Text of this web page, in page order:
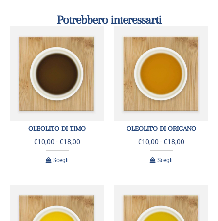
Potrebbero interessarti
OLEOLITO DI TIMO
€10,00 -€18,00
Scegli
OLEOLITO DI ORIGANO
€10,00 -€18,00
Scegli